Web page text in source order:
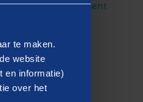
te maken.
website
en informatie)
over het
management